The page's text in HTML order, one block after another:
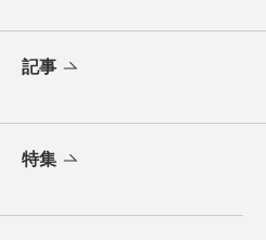
記事
特集